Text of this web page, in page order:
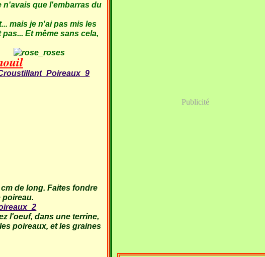
n'avais que l'embarras du
mais je n'ai pas mis les
Et même sans cela,
de long. Faites fondre
poireau.
l'oeuf, dans une terrine,
poireaux, et les graines
Publicité